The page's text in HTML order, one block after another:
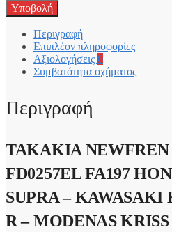
Υποβολή
Περιγραφή
Επιπλέον πληροφορίες
Αξιολογήσεις 0
Συμβατότητα οχήματος
Περιγραφή
ΤΑΚΑΚΙΑ NEWFREN
FD0257EL FA197
SUPRA – KAWASAKI
R – MODENAS KRISS